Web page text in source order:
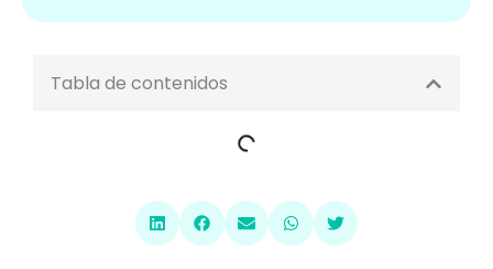
Tabla de contenidos